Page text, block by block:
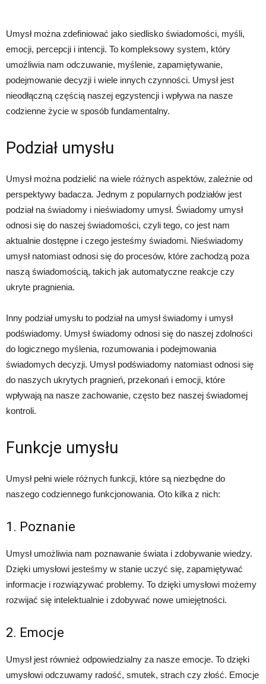
Umysł można zdefiniować jako siedlisko świadomości, myśli,
emocji, percepcji i intencji. To kompleksowy system, który
umożliwia nam odczuwanie, myślenie, zapamiętywanie,
podejmowanie decyzji i wiele innych czynności. Umysł jest
nieodłączną częścią naszej egzystencji i wpływa na nasze
codzienne życie w sposób fundamentalny.
Podział umysłu
Umysł można podzielić na wiele różnych aspektów, zależnie od
perspektywy badacza. Jednym z popularnych podziałów jest
podział na świadomy i nieświadomy umysł. Świadomy umysł
odnosi się do naszej świadomości, czyli tego, co jest nam
aktualnie dostępne i czego jesteśmy świadomi. Nieświadomy
umysł natomiast odnosi się do procesów, które zachodzą poza
naszą świadomością, takich jak automatyczne reakcje czy
ukryte pragnienia.
Inny podział umysłu to podział na umysł świadomy i umysł
podświadomy. Umysł świadomy odnosi się do naszej zdolności
do logicznego myślenia, rozumowania i podejmowania
świadomych decyzji. Umysł podświadomy natomiast odnosi się
do naszych ukrytych pragnień, przekonań i emocji, które
wpływają na nasze zachowanie, często bez naszej świadomej
kontroli.
Funkcje umysłu
Umysł pełni wiele różnych funkcji, które są niezbędne do
naszego codziennego funkcjonowania. Oto kilka z nich:
1. Poznanie
Umysł umożliwia nam poznawanie świata i zdobywanie wiedzy.
Dzięki umysłowi jesteśmy w stanie uczyć się, zapamiętywać
informacje i rozwiązywać problemy. To dzięki umysłowi możemy
rozwijać się intelektualnie i zdobywać nowe umiejętności.
2. Emocje
Umysł jest również odpowiedzialny za nasze emocje. To dzięki
umysłowi odczuwamy radość, smutek, strach czy złość. Emocje